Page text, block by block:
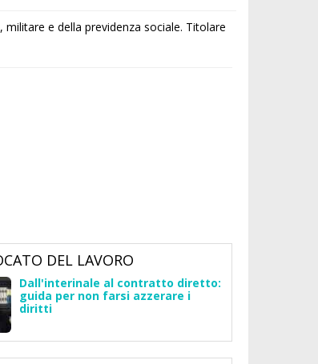
e della previdenza sociale. Titolare
DEL LAVORO
Dall'interinale al contratto diretto:
guida per non farsi azzerare i
diritti